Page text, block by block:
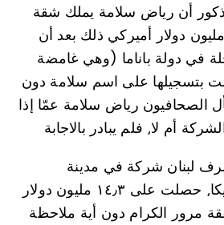
أن رياض سلامة يملك شقة
في لندن بقيمة ٤٫١ مليون دولار أميركي ذلك بعد أن
في دولة باناما (وهي غامضة
بتسجيلها على اسم سلامة دون
الصحافيون رياض سلامة عمّا إذا
أم لا⸲ فلم يبادر بالاجابة
لبنان شركة في مدينة
لوكسمبورغ في بلجيكا⸲ حصلت على ١٤٫٣ مليون دولار
مرور الكرام دون أية ملاحظة